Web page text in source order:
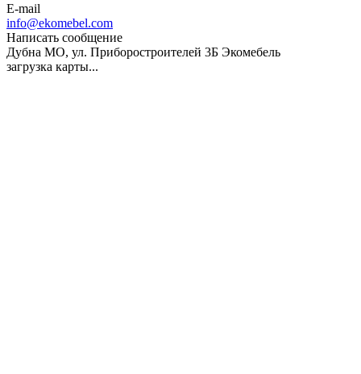
E-mail
info@ekomebel.com
Написать сообщение
Дубна МО, ул. Приборостроителей 3Б Экомебель
загрузка карты...